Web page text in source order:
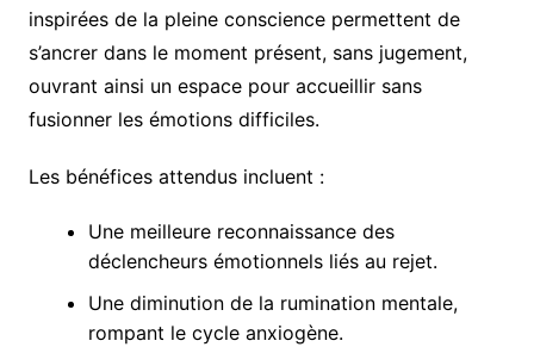
inspirées de la pleine conscience permettent de
s’ancrer dans le moment présent, sans jugement,
ouvrant ainsi un espace pour accueillir sans
fusionner les émotions difficiles.
Les bénéfices attendus incluent :
Une meilleure reconnaissance des
déclencheurs émotionnels liés au rejet.
Une diminution de la rumination mentale,
rompant le cycle anxiogène.